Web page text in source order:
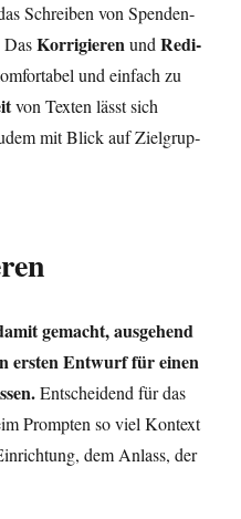
Schrei­ben von Spen­den­
DasKor­ri­gie­renundRedi­
und ein­fach zu
von Tex­ten lässt sich
mit Blick auf Ziel­grup­
gemacht, aus­ge­hend
ers­ten Ent­wurf für einen
Ent­schei­dend für das
Promp­ten so viel Kon­text
dem Anlass, der